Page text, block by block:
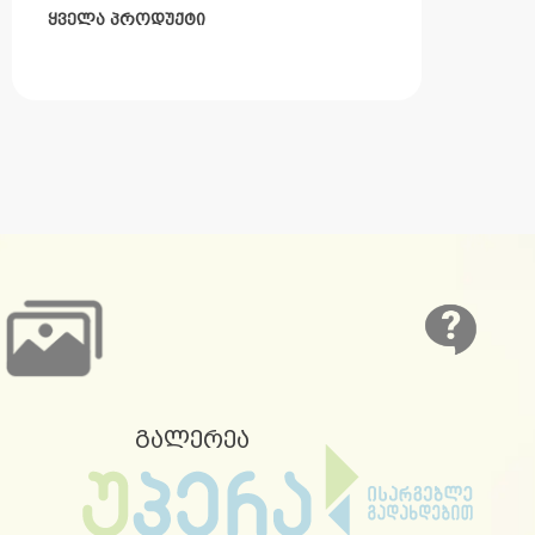
ყველა პროდუქტი
გალერეა